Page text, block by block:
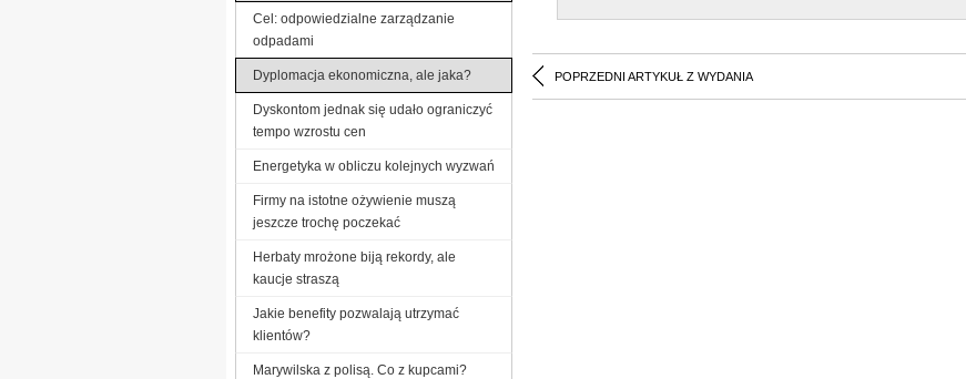
POPRZEDNI ARTYKUŁ Z WYDANIA
Cel: odpowiedzialne zarządzanie
odpadami
Dyplomacja ekonomiczna, ale jaka?
Dyskontom jednak się udało ograniczyć
tempo wzrostu cen
Energetyka w obliczu kolejnych wyzwań
Firmy na istotne ożywienie muszą
jeszcze trochę poczekać
Herbaty mrożone biją rekordy, ale
kaucje straszą
Jakie benefity pozwalają utrzymać
klientów?
Marywilska z polisą. Co z kupcami?